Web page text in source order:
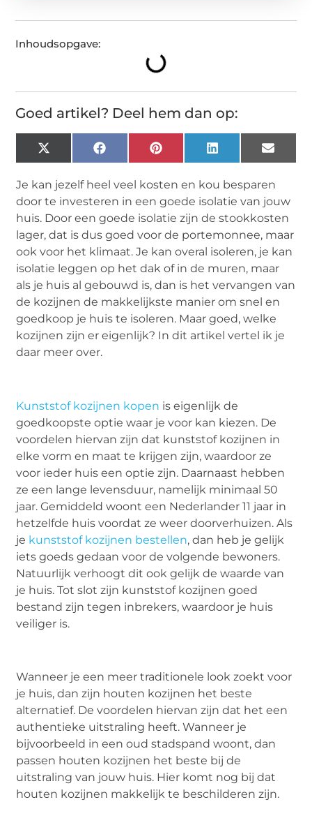
Inhoudsopgave:
Goed artikel? Deel hem dan op:
X
(Twitter)
FacebookPinterest LinkedIn Email
Je kan jezelf heel veel kosten en kou besparen
door te investeren in een goede isolatie van jouw
huis. Door een goede isolatie zijn de stookkosten
lager, dat is dus goed voor de portemonnee, maar
ook voor het klimaat. Je kan overal isoleren, je kan
isolatie leggen op het dak of in de muren, maar
als je huis al gebouwd is, dan is het vervangen van
de kozijnen de makkelijkste manier om snel en
goedkoop je huis te isoleren. Maar goed, welke
kozijnen zijn er eigenlijk? In dit artikel vertel ik je
daar meer over.
Kunststof kozijnen kopen is eigenlijk de
goedkoopste optie waar je voor kan kiezen. De
voordelen hiervan zijn dat kunststof kozijnen in
elke vorm en maat te krijgen zijn, waardoor ze
voor ieder huis een optie zijn. Daarnaast hebben
ze een lange levensduur, namelijk minimaal 50
jaar. Gemiddeld woont een Nederlander 11 jaar in
hetzelfde huis voordat ze weer doorverhuizen. Als
je kunststof kozijnen bestellen, dan heb je gelijk
iets goeds gedaan voor de volgende bewoners.
Natuurlijk verhoogt dit ook gelijk de waarde van
je huis. Tot slot zijn kunststof kozijnen goed
bestand zijn tegen inbrekers, waardoor je huis
veiliger is.
Wanneer je een meer traditionele look zoekt voor
je huis, dan zijn houten kozijnen het beste
alternatief. De voordelen hiervan zijn dat het een
authentieke uitstraling heeft. Wanneer je
bijvoorbeeld in een oud stadspand woont, dan
passen houten kozijnen het beste bij de
uitstraling van jouw huis. Hier komt nog bij dat
houten kozijnen makkelijk te beschilderen zijn.